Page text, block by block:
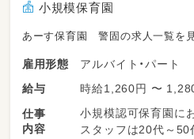
小規模保育園
あーす保育園 警固の求人一覧を
雇用形態
アルバイト・パート
給与
時給1,260円 〜
仕事
内容
小規模認可保育園に
スタッフは20代～50